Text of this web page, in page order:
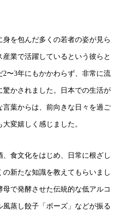
を包んだ多くの若者の姿が見ら
業で活躍しているという彼らと
〜3年にもかかわらず、非常に流
かされました。日本での生活が
葉からは、前向きな日々を過ご
変嬉しく感じました。
食文化をはじめ、日常に根ざし
新たな知識を教えてもらいまし
で発酵させた伝統的な低アルコ
蒸し餃子「ボーズ」などが振る